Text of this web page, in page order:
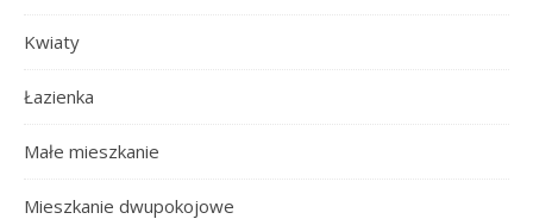
Kwiaty
Łazienka
Małe mieszkanie
Mieszkanie dwupokojowe